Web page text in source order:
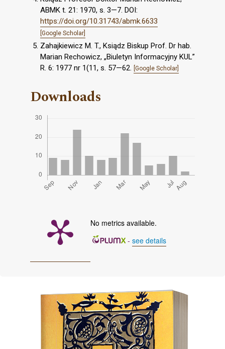
ABMK t. 21: 1970, s. 3—7. DOI:
https://doi.org/10.31743/abmk.6633
[Google Scholar]
Zahajkiewicz M. T., Ksiądz Biskup Prof. Dr hab.
Marian Rechowicz, „Biuletyn Informacyjny KUL”
R. 6: 1977 nr 1(11, s. 57—62.
[Google Scholar]
Downloads
No metrics available.
- see details